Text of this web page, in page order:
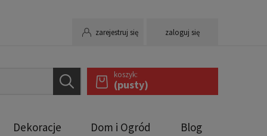
zarejestruj się zaloguj się
koszyk:
(pusty)
Dekoracje Dom i Ogród Blog